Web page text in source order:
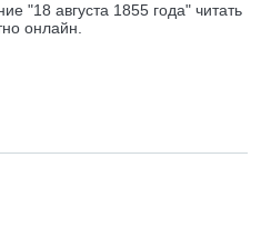
"18 августа 1855 года" читать
онлайн.